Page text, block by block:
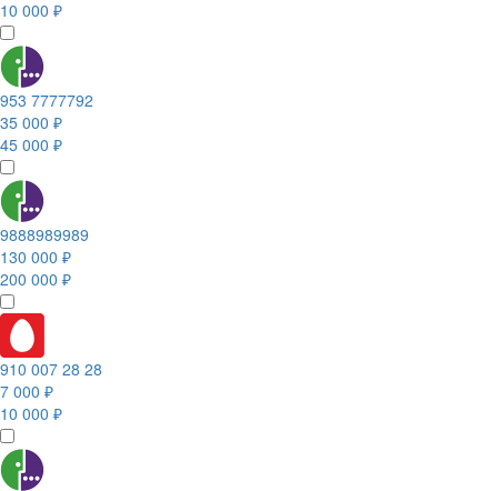
10 000 ₽
953 7777792
35 000 ₽
45 000 ₽
9888989989
130 000 ₽
200 000 ₽
910 007 28 28
7 000 ₽
10 000 ₽